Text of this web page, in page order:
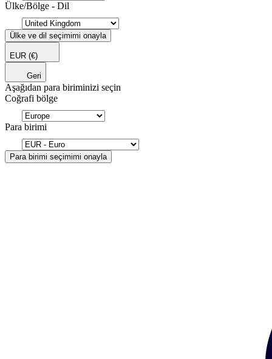
Ülke/Bölge - Dil
Ülke ve dil seçimimi onayla
EUR (€)
Geri
Aşağıdan para biriminizi seçin
Coğrafi bölge
Para birimi
Para birimi seçimimi onayla